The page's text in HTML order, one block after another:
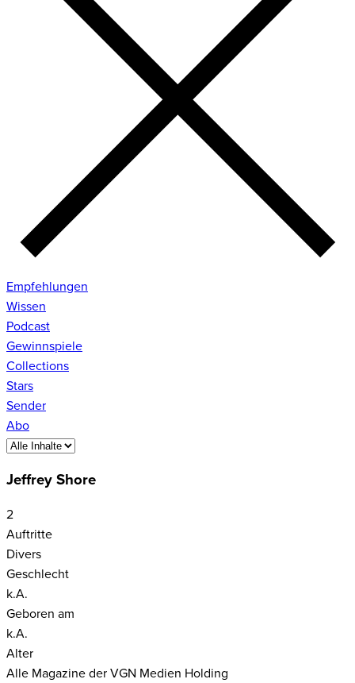
Empfehlungen
Wissen
Podcast
Gewinnspiele
Collections
Stars
Sender
Abo
Jeffrey Shore
2
Auftritte
Divers
Geschlecht
k.A.
Geboren am
k.A.
Alter
Alle Magazine der VGN Medien Holding